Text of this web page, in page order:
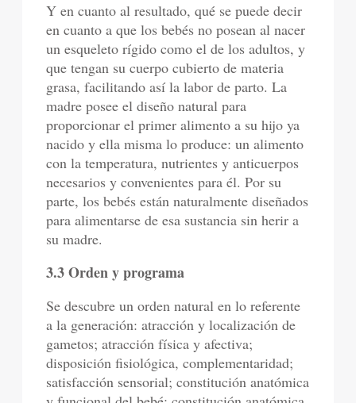
Y en cuanto al resultado, qué se puede decir
en cuanto a que los bebés no posean al nacer
un esqueleto rígido como el de los adultos, y
que tengan su cuerpo cubierto de materia
grasa, facilitando así la labor de parto. La
madre posee el diseño natural para
proporcionar el primer alimento a su hijo ya
nacido y ella misma lo produce: un alimento
con la temperatura, nutrientes y anticuerpos
necesarios y convenientes para él. Por su
parte, los bebés están naturalmente diseñados
para alimentarse de esa sustancia sin herir a
su madre.
3.3 Orden y programa
Se descubre un orden natural en lo referente
a la generación: atracción y localización de
gametos; atracción física y afectiva;
disposición fisiológica, complementaridad;
satisfacción sensorial; constitución anatómica